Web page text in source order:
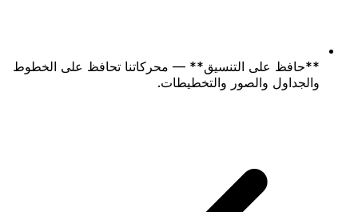
**حافظ على التنسيق** — محركاتنا تحافظ على الخطوط
والجداول والصور والتخطيطات.